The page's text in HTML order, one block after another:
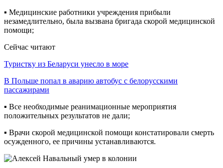
▪️ Медицинские работники учреждения прибыли
незамедлительно, была вызвана бригада скорой медицинской
помощи;
Сейчас читают
Туристку из Беларуси унесло в море
В Польше попал в аварию автобус с белорусскими
пассажирами
▪️ Все необходимые реанимационные мероприятия
положительных результатов не дали;
▪️ Врачи скорой медицинской помощи констатировали смерть
осужденного, ее причины устанавливаются.